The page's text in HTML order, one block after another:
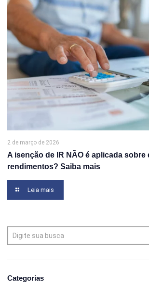
2 de março de 2026
A isenção de IR NÃO é aplicada sobre
rendimentos? Saiba mais
Leia mais
Categorias